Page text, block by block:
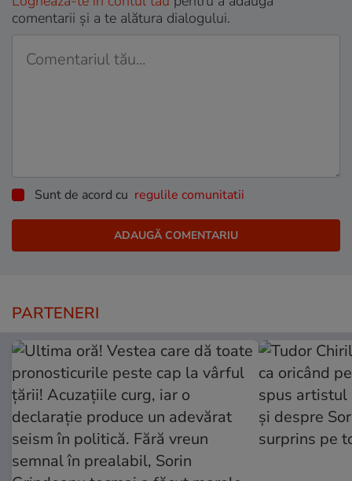
comentarii și a te alătura dialogului.
Sunt de acord cu regulile comunitatii
PARTENERI